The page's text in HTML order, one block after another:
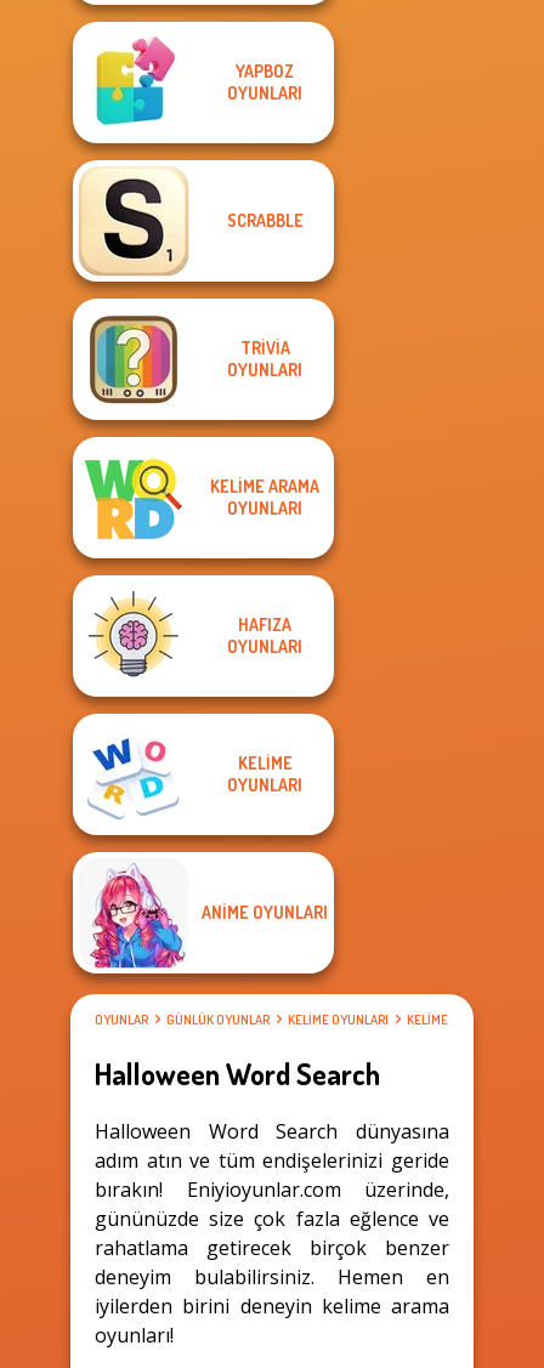
YAPBOZ
OYUNLARI
SCRABBLE
TRIVIA
OYUNLARI
KELIME ARAMA
OYUNLARI
HAFIZA
OYUNLARI
KELIME
OYUNLARI
ANIME OYUNLARI
OYUNLAR GÜNLÜK OYUNLAR KELIME OYUNLARI KELIME ARAMA
Halloween Word Search
Halloween Word Search dünyasına
adım atın ve tüm endişelerinizi geride
bırakın! Eniyioyunlar.com üzerinde,
gününüzde size çok fazla eğlence ve
rahatlama getirecek birçok benzer
deneyim bulabilirsiniz. Hemen en
iyilerden birini deneyin kelime arama
oyunları!